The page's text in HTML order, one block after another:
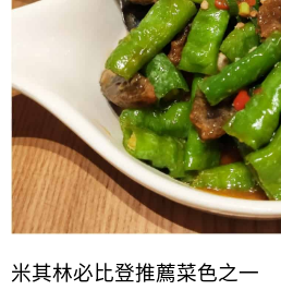
米其林必比登推薦菜色之一